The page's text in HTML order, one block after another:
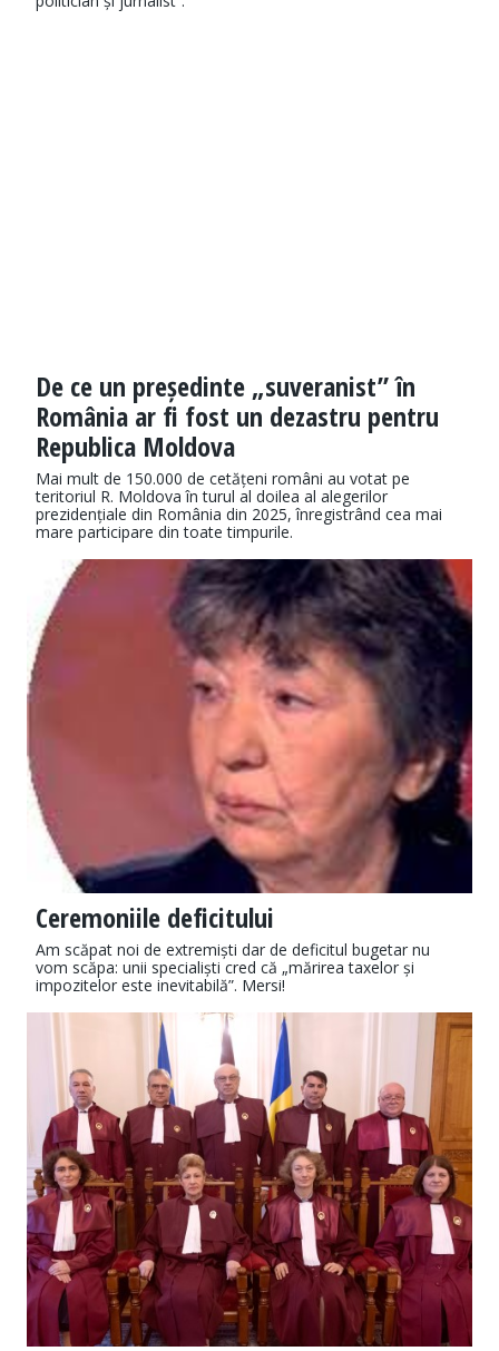
De ce un președinte „suveranist” în
România ar fi fost un dezastru pentru
Republica Moldova
Mai mult de 150.000 de cetățeni români au votat pe
teritoriul R. Moldova în turul al doilea al alegerilor
prezidențiale din România din 2025, înregistrând cea mai
mare participare din toate timpurile.
Ceremoniile deficitului
Am scăpat noi de extremiști dar de deficitul bugetar nu
vom scăpa: unii specialiști cred că „mărirea taxelor și
impozitelor este inevitabilă”. Mersi!